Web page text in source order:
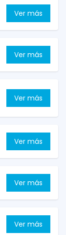
Ver más
Ver más
Ver más
Ver más
Ver más
Ver más